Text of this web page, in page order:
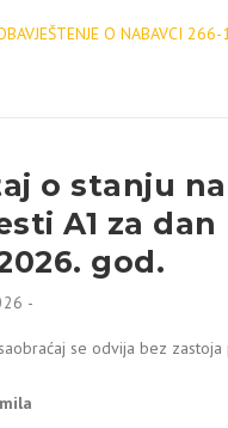
O NABAVCI
o stanju na
A1 za dan
god.
-
se odvija bez zastoja